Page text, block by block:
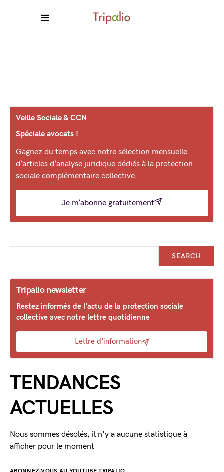
Veille Sociale & CCN
Spéciale avocats !
Gagnez du temps avec notre sélection mensuelle
d’articles d’analyse juridique dédiés à la protection
sociale complémentaire collective.
Je m’abonne gratuitement
SEARCH
Tripalio newsletter
Restez informés de l'actu de la protection sociale
collective avec notre lettre quotidienne
Lettre d'information
TENDANCES
ACTUELLES
Nous sommes désolés, il n'y a aucune statistique à
afficher pour le moment